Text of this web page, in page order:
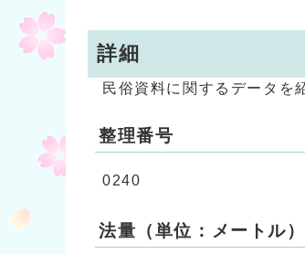
詳細
民俗資料に関するデータを
整理番号
0240
法量（単位：メートル）